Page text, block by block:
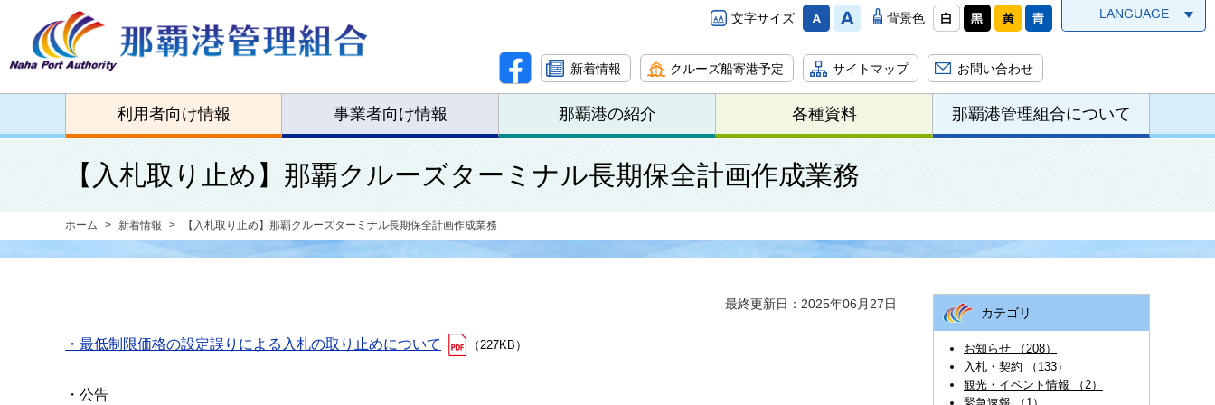
文字サイズ 背景色 LANGUAGE
新着情報 クルーズ船寄港予定 サイトマップ お問い合わせ
利用者向け情報 事業者向け情報 那覇港の紹介 各種資料 那覇港管理組合について
【入札取り止め】那覇クルーズターミナル長期保全計画作成業務
ホーム 新着情報 【入札取り止め】那覇クルーズターミナル長期保全計画作成業務
最終更新日：2025年06月27日
・最低制限価格の設定誤りによる入札の取り止めについて （227KB）
・公告
カテゴリ
お知らせ （208）
入札・契約 （133）
観光・イベント情報 （2）